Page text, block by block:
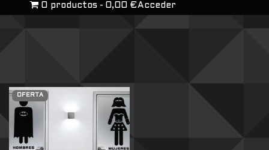
0 productos
0,00 € Acceder
OFERTA